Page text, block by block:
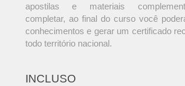
apostilas e materiais
completar, ao final do curso você
conhecimentos e gerar um certificado
todo território nacional.
INCLUSO